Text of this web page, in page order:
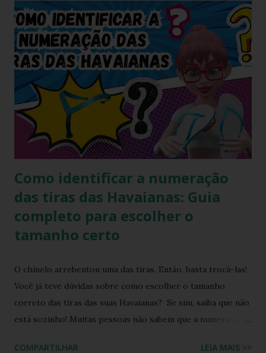
que um look com chinelo, não é mesmo? Não se preocupe,
existem ótimas técnicas que você pode usar para limpar e
deixar seu chinelo branco brilhando novamente. Aprenda
como fazer isso agora mesmo! Um chinelo que combina
muito bem com peças jeans é o chinelo havaianas modelo
tradicional, o modelo bicolor da havaianas. Principalmente o
modelo na versão branco e azul claro. Como manter
havaianas branca O chinelo branco é uma peça elegante que
combina com quase tudo, mas precisa de um pouco de ...
Como identificar a numeração
das tiras das Havaianas: Guia
completo para escolher o
tamanho certo
O chinelo arrebentou uma das tiras. Então, basta trocá-las!
Você já teve dúvidas sobre como escolher o tamanho
correto das tiras das suas Havaianas? Se sim, saiba que não
está sozinho! Muitas pessoas não sabem que a numeração
COMPARTILHAR LEIA MAIS >>